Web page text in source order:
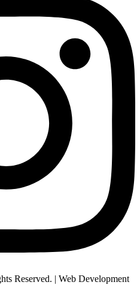
Reserved. | Web Development